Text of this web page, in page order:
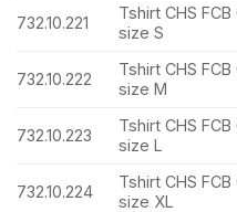
732.10.221
Tshirt CHS
size S
732.10.222
Tshirt CHS
size M
732.10.223
Tshirt CHS
size L
732.10.224
Tshirt CHS
size XL